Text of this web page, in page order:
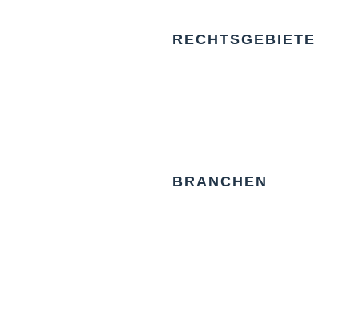
RECHTSGEBIETE
BRANCHEN